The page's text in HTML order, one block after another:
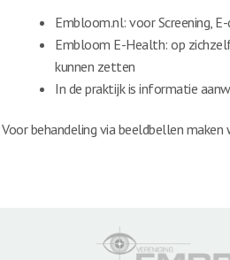
Embloom.nl: voor Screening,
Embloom E-Health: op
kunnen zetten
In de praktijk is informatie
Voor behandeling via beeldbellen